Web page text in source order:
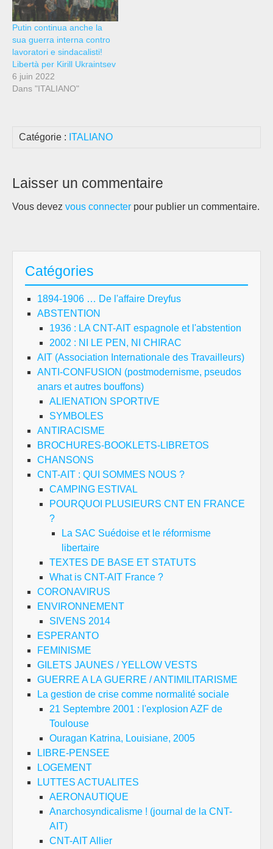
affrontare e…
Putin continua anche la
sua guerra interna contro
lavoratori e sindacalisti!
Libertà per Kirill Ukraintsev
6 juin 2022
Dans "ITALIANO"
Catégorie : ITALIANO
Laisser un commentaire
Vous devez vous connecter pour publier un commentaire.
Catégories
1894-1906 … De l'affaire Dreyfus
ABSTENTION
1936 : LA CNT-AIT espagnole et l'abstention
2002 : NI LE PEN, NI CHIRAC
AIT (Association Internationale des Travailleurs)
ANTI-CONFUSION (postmodernisme, pseudos
anars et autres bouffons)
ALIENATION SPORTIVE
SYMBOLES
ANTIRACISME
BROCHURES-BOOKLETS-LIBRETOS
CHANSONS
CNT-AIT : QUI SOMMES NOUS ?
CAMPING ESTIVAL
POURQUOI PLUSIEURS CNT EN FRANCE
?
La SAC Suédoise et le réformisme
libertaire
TEXTES DE BASE ET STATUTS
What is CNT-AIT France ?
CORONAVIRUS
ENVIRONNEMENT
SIVENS 2014
ESPERANTO
FEMINISME
GILETS JAUNES / YELLOW VESTS
GUERRE A LA GUERRE / ANTIMILITARISME
La gestion de crise comme normalité sociale
21 Septembre 2001 : l'explosion AZF de
Toulouse
Ouragan Katrina, Louisiane, 2005
LIBRE-PENSEE
LOGEMENT
LUTTES ACTUALITES
AERONAUTIQUE
Anarchosyndicalisme ! (journal de la CNT-
AIT)
CNT-AIT Allier